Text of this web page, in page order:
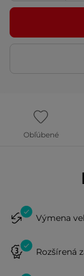
Obľúbené
Výmena
Rozšírená